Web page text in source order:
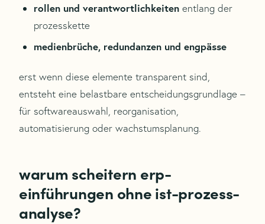
rollen und verantwortlichkeiten entlang der
prozesskette
medienbrüche, redundanzen und engpässe
erst wenn diese elemente transparent sind,
entsteht eine belastbare entscheidungsgrundlage –
für softwareauswahl, reorganisation,
automatisierung oder wachstumsplanung.
warum scheitern erp-
einführungen ohne ist-prozess-
analyse?